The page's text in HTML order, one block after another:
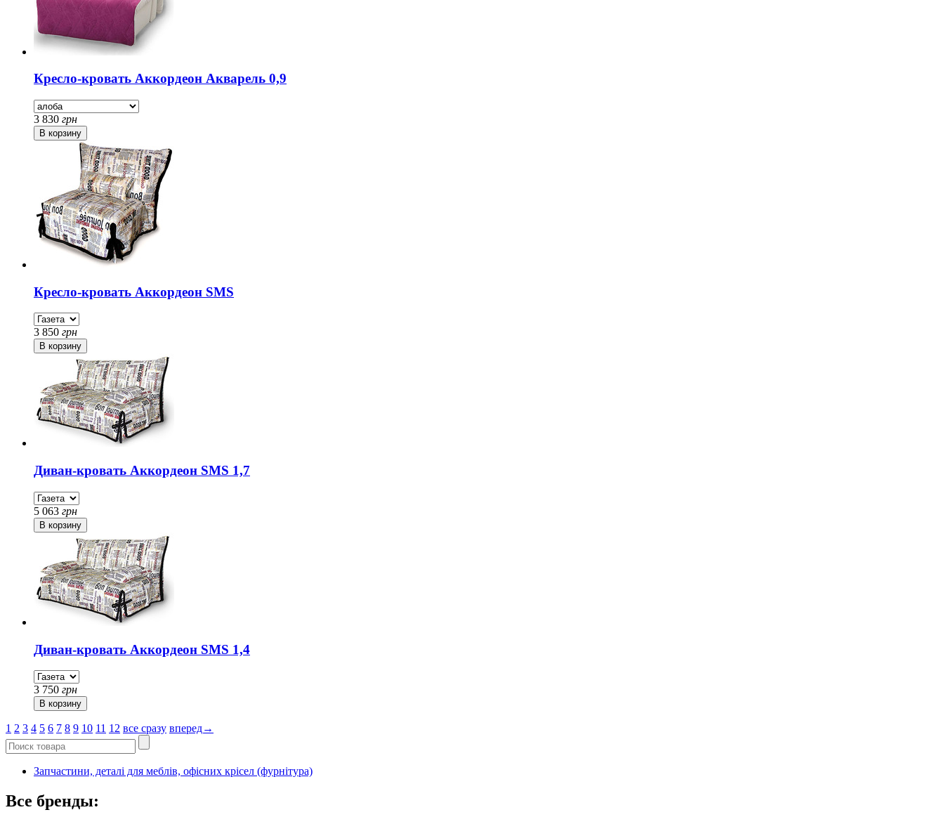
Кресло-кровать Аккордеон Акварель 0,9
3 830 грн
Кресло-кровать Аккордеон SMS
3 850 грн
Диван-кровать Аккордеон SMS 1,7
5 063 грн
Диван-кровать Аккордеон SMS 1,4
3 750 грн
1 2 3 4 5 6 7 8 9 10 11 12 все сразу вперед→
Запчастини, деталі для меблів, офісних крісел (фурнітура)
Все бренды: